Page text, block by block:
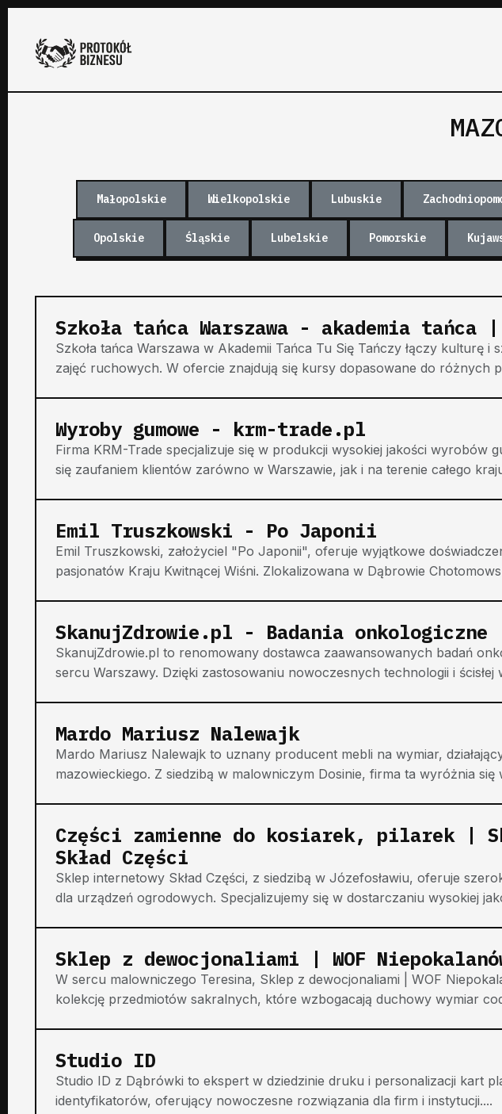
Małopolskie Wielkopolskie Lubuskie
Opolskie Śląskie Lubelskie Pomorskie
Szkoła tańca Warszawa - akademia tańca
Szkoła tańca Warszawa w Akademii Tańca Tu Się Tańczy łączy kulturę
zajęć ruchowych. W ofercie znajdują się kursy dopasowane do różnych
Wyroby gumowe - krm-trade.pl
Firma KRM-Trade specjalizuje się w produkcji wysokiej jakości wyrobów
się zaufaniem klientów zarówno w Warszawie, jak i na terenie całego
Emil Truszkowski - Po Japonii
Emil Truszkowski, założyciel "Po Japonii", oferuje wyjątkowe
pasjonatów Kraju Kwitnącej Wiśni. Zlokalizowana w Dąbrowie
SkanujZdrowie.pl - Badania onkologiczne
SkanujZdrowie.pl to renomowany dostawca zaawansowanych badań
sercu Warszawy. Dzięki zastosowaniu nowoczesnych technologii i ścisłej
Mardo Mariusz Nalewajk
Mardo Mariusz Nalewajk to uznany producent mebli na wymiar,
mazowieckiego. Z siedzibą w malowniczym Dosinie, firma ta wyróżnia się
Części zamienne do kosiarek, pilarek |
Skład Części
Sklep internetowy Skład Części, z siedzibą w Józefosławiu, oferuje
dla urządzeń ogrodowych. Specjalizujemy się w dostarczaniu wysokiej
Sklep z dewocjonaliami | WOF
W sercu malowniczego Teresina, Sklep z dewocjonaliami | WOF
kolekcję przedmiotów sakralnych, które wzbogacają duchowy wymiar
Studio ID
Studio ID z Dąbrówki to ekspert w dziedzinie druku i personalizacji kart
identyfikatorów, oferujący nowoczesne rozwiązania dla firm i instytucji....